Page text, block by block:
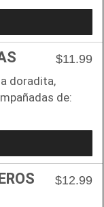
$11.99
doradita,
de:
$12.99